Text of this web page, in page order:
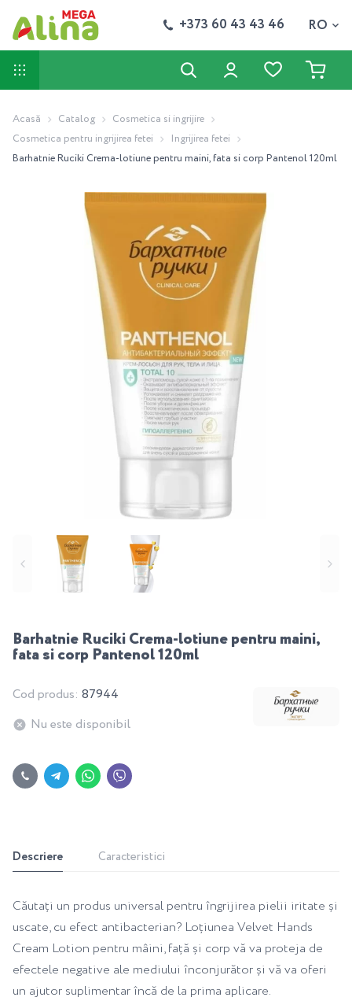
+373 60 43 43 46 RO
Acasă Catalog
Cosmetica si ingrijire
Cosmetica pentru ingrijirea fetei
Ingrijirea fetei
Barhatnie Ruciki Crema-lotiune pentru maini, fata si corp Pantenol 120ml
Barhatnie Ruciki Crema-lotiune pentru maini,
fata si corp Pantenol 120ml
Cod produs: 87944
Nu este disponibil
Descriere Caracteristici
Căutați un produs universal pentru îngrijirea pielii iritate și
uscate, cu efect antibacterian? Loțiunea Velvet Hands
Cream Lotion pentru mâini, față și corp vă va proteja de
efectele negative ale mediului înconjurător și vă va oferi
un ajutor suplimentar încă de la prima aplicare.